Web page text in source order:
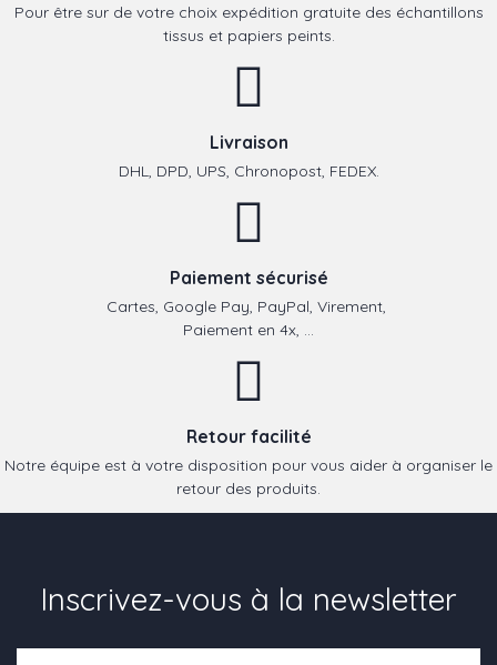
Pour être sur de votre choix expédition gratuite des échantillons
tissus et papiers peints.
Livraison
DHL, DPD, UPS, Chronopost, FEDEX.
Paiement sécurisé
Cartes, Google Pay, PayPal, Virement,
Paiement en 4x, ...
Retour facilité
Notre équipe est à votre disposition pour vous aider à organiser le
retour des produits.
Inscrivez-vous à la newsletter